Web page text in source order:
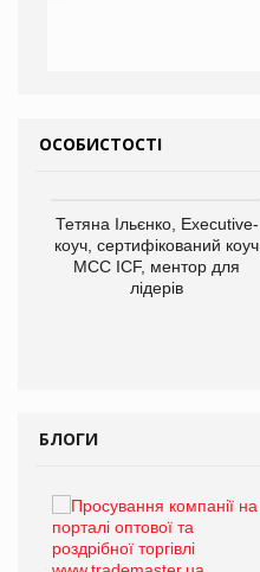
ОСОБИСТОСТІ
Тетяна Ільєнко, Executive-
коуч, сертифікований коуч
МСС ICF, ментор для
лідерів
БЛОГИ